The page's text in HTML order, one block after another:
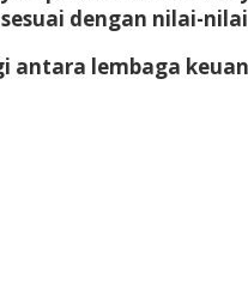
dengan nilai-
lembaga